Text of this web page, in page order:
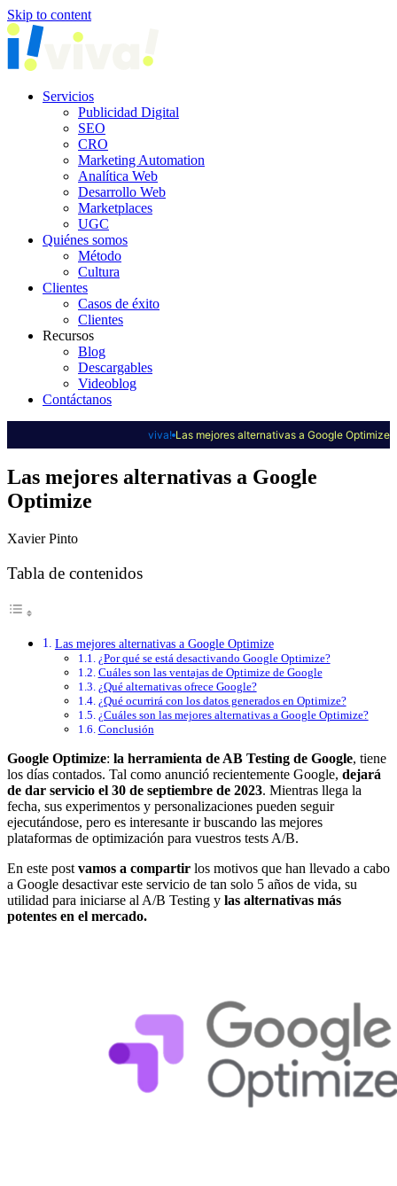
Skip to content
Servicios
Publicidad Digital
SEO
CRO
Marketing Automation
Analítica Web
Desarrollo Web
Marketplaces
UGC
Quiénes somos
Método
Cultura
Clientes
Casos de éxito
Clientes
Recursos
Blog
Descargables
Videoblog
Contáctanos
viva! Las mejores alternativas a Google Optimize
Las mejores alternativas a Google
Optimize
Xavier Pinto
Tabla de contenidos
Las mejores alternativas a Google Optimize
¿Por qué se está desactivando Google Optimize?
Cuáles son las ventajas de Optimize de Google
¿Qué alternativas ofrece Google?
¿Qué ocurrirá con los datos generados en Optimize?
¿Cuáles son las mejores alternativas a Google Optimize?
Conclusión
Google Optimize: la herramienta de AB Testing de Google, tiene
los días contados. Tal como anunció recientemente Google, dejará
de dar servicio el 30 de septiembre de 2023. Mientras llega la
fecha, sus experimentos y personalizaciones pueden seguir
ejecutándose, pero es interesante ir buscando las mejores
plataformas de optimización para vuestros tests A/B.
En este post vamos a compartir los motivos que han llevado a cabo
a Google desactivar este servicio de tan solo 5 años de vida, su
utilidad para iniciarse al A/B Testing y las alternativas más
potentes en el mercado.